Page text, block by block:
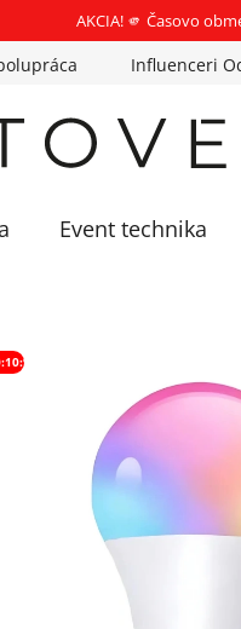
AKCIA! 🫵 Časovo
Influenceri
Event technika